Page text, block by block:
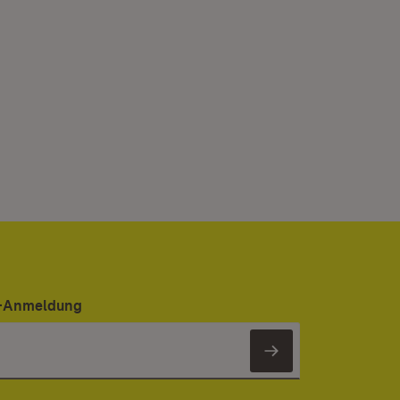
Newsletter